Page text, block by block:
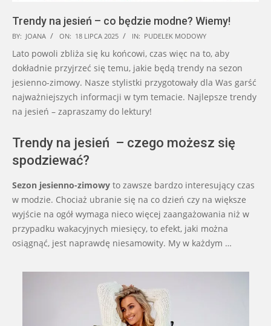
Trendy na jesień – co będzie modne? Wiemy!
2025-
07-
18
BY: JOANA ON: 18 LIPCA 2025 IN: PUDELEK MODOWY
Lato powoli zbliża się ku końcowi, czas więc na to, aby
dokładnie przyjrzeć się temu, jakie będą trendy na sezon
jesienno-zimowy. Nasze stylistki przygotowały dla Was garść
najważniejszych informacji w tym temacie. Najlepsze trendy
na jesień – zapraszamy do lektury!
Trendy na jesień – czego możesz się
spodziewać?
Sezon jesienno-zimowy to zawsze bardzo interesujący czas
w modzie. Chociaż ubranie się na co dzień czy na większe
wyjście na ogół wymaga nieco więcej zaangażowania niż w
przypadku wakacyjnych miesięcy, to efekt, jaki można
osiągnąć, jest naprawdę niesamowity. My w każdym …